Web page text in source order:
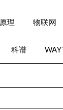
原理 物联网
科谱